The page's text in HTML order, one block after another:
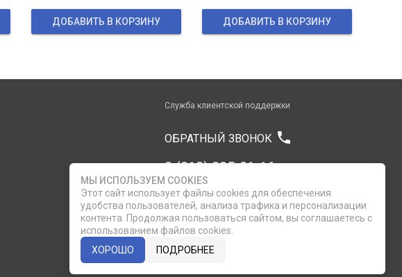
ДОБАВИТЬ В КОРЗИНУ ДОБАВИТЬ В КОРЗИНУ
Служба клиентской поддержки
ОБРАТНЫЙ ЗВОНОК phone
8 (812) 335-21-16
8 (812) 335-21-17
7 (911) 947-43-48
МЫ ИСПОЛЬЗУЕМ COOKIES
Этот сайт использует файлы cookies для обеспечения
удобства пользователей, анализа трафика и персонализации
контента. Продолжая пользоваться сайтом, вы соглашаетесь с
использованием файлов cookies.
ХОРОШО
ПОДРОБНЕЕ